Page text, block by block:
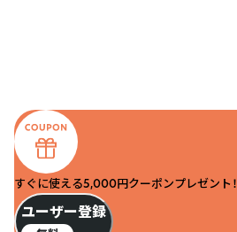
すぐに使える5,000円クーポンプレゼント！
ユーザー登録